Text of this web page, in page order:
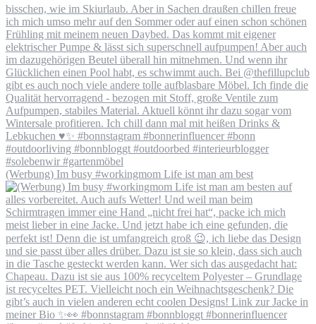
(Werbung) Im busy #workingmom Life ist man am best